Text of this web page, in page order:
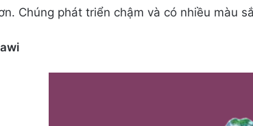
Chúng phát triển chậm và có nhiều màu